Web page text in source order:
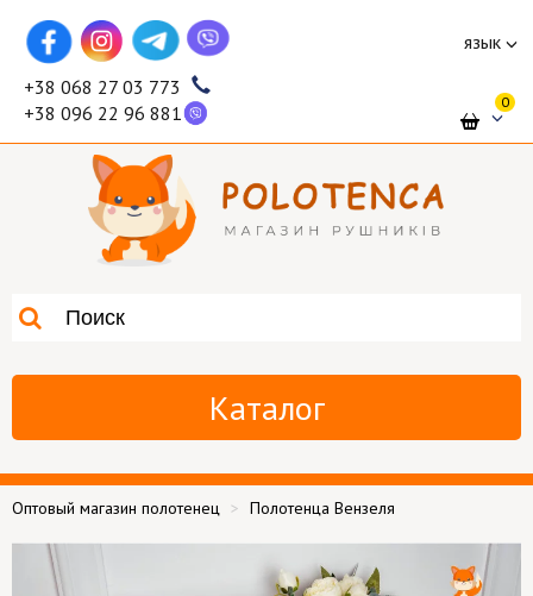
язык
+38 068 27 03 773
+38 096 22 96 881
0
Каталог
Оптовый магазин полотенец Полотенца Вензеля